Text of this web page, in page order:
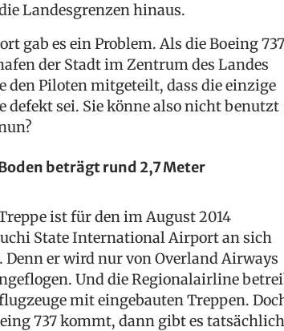
Landesgrenzen hinaus.
gab es ein Problem. Als die Boeing
der Stadt im Zentrum des Landes
den Piloten mitgeteilt, dass die einzige
defekt sei. Sie könne also nicht benutzt
beträgt rund 2,7 Meter
ist für den im August 2014
State International Airport an sich
Denn er wird nur von Overland Airways
Und die Regionalairline
mit eingebauten Treppen.
737 kommt, dann gibt es tatsächlich